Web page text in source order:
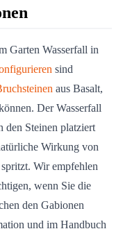
Garten Wasserfall in
sind
aus Basalt,
Der Wasserfall
den Steinen platziert
Wirkung von
Wir empfehlen
wenn Sie die
den Gabionen
und im Handbuch